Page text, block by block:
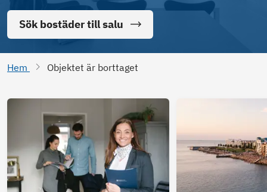
Sök bostäder till salu
Hem Objektet är borttaget